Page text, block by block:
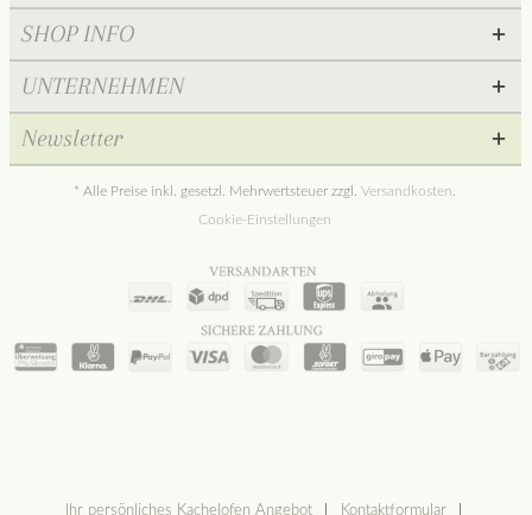
SHOP INFO
UNTERNEHMEN
Newsletter
* Alle Preise inkl. gesetzl. Mehrwertsteuer zzgl.Versandkosten
Cookie-Einstellungen
Ihr persönliches Kachelofen Angebot Kontaktformular